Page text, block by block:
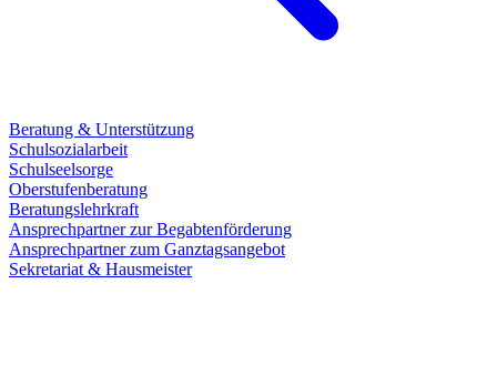
Beratung & Unterstützung
Schulsozialarbeit
Schulseelsorge
Oberstufenberatung
Beratungslehrkraft
Ansprechpartner zur Begabtenförderung
Ansprechpartner zum Ganztagsangebot
Sekretariat & Hausmeister